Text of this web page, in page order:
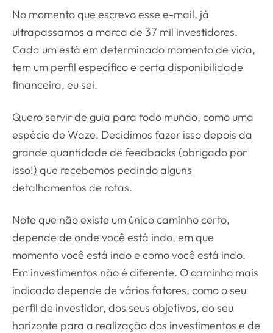
No momento que escrevo esse e-mail, já
ultrapassamos a marca de 37 mil investidores.
Cada um está em determinado momento de vida,
tem um perfil específico e certa disponibilidade
financeira, eu sei.
Quero servir de guia para todo mundo, como uma
espécie de Waze. Decidimos fazer isso depois da
grande quantidade de feedbacks (obrigado por
isso!) que recebemos pedindo alguns
detalhamentos de rotas.
Note que não existe um único caminho certo,
depende de onde você está indo, em que
momento você está indo e como você está indo.
Em investimentos não é diferente. O caminho mais
indicado depende de vários fatores, como o seu
perfil de investidor, dos seus objetivos, do seu
horizonte para a realização dos investimentos e de